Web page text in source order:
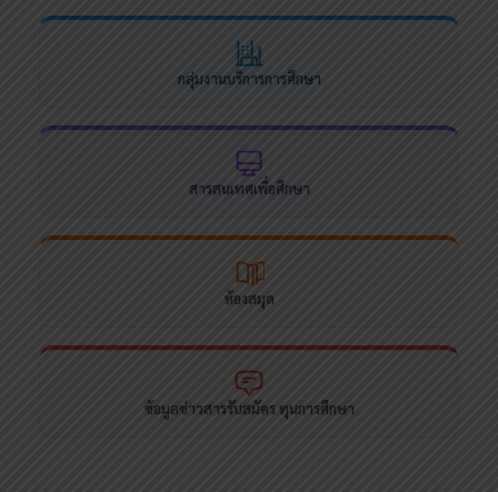
กลุ่มงานบริการการศึกษา
สารสนเทศเพื่อศึกษา
ห้องสมุด
ข้อมูลข่าวสารรับสมัคร ทุนการศึกษา